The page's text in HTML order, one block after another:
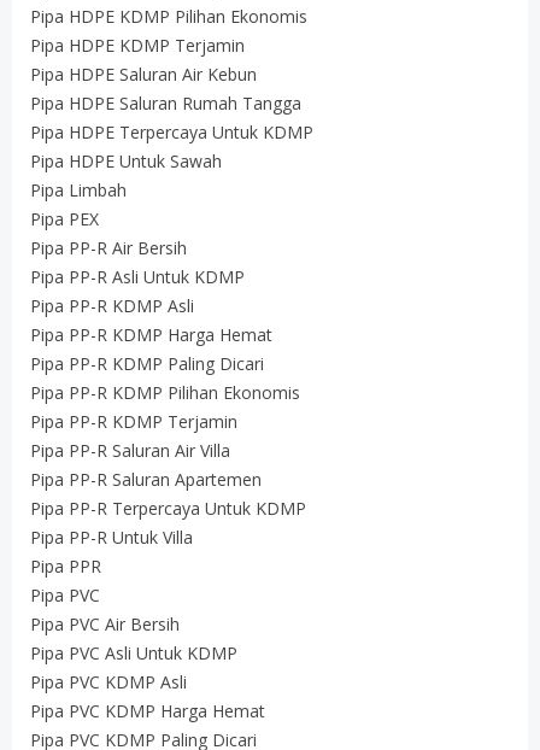
Pipa HDPE KDMP Pilihan Ekonomis
Pipa HDPE KDMP Terjamin
Pipa HDPE Saluran Air Kebun
Pipa HDPE Saluran Rumah Tangga
Pipa HDPE Terpercaya Untuk KDMP
Pipa HDPE Untuk Sawah
Pipa Limbah
Pipa PEX
Pipa PP-R Air Bersih
Pipa PP-R Asli Untuk KDMP
Pipa PP-R KDMP Asli
Pipa PP-R KDMP Harga Hemat
Pipa PP-R KDMP Paling Dicari
Pipa PP-R KDMP Pilihan Ekonomis
Pipa PP-R KDMP Terjamin
Pipa PP-R Saluran Air Villa
Pipa PP-R Saluran Apartemen
Pipa PP-R Terpercaya Untuk KDMP
Pipa PP-R Untuk Villa
Pipa PPR
Pipa PVC
Pipa PVC Air Bersih
Pipa PVC Asli Untuk KDMP
Pipa PVC KDMP Asli
Pipa PVC KDMP Harga Hemat
Pipa PVC KDMP Paling Dicari